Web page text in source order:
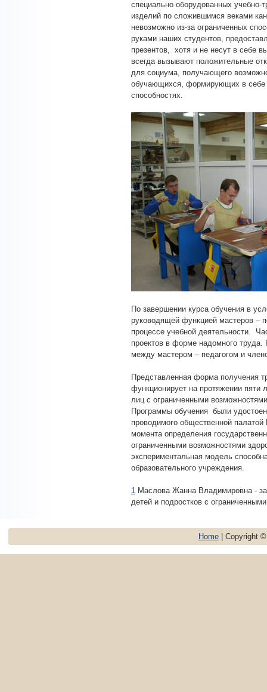
специально оборудованных
изделий по сложившимся веками
невозможно из-за ограниченных
руками наших студентов,
презентов, хотя и не несут в себе
всегда вызывают положительные
для социума, получающего
обучающихся, формирующих в себе
способностях.
По завершении курса обучения в
руководящей функцией мастеров –
процессе учебной деятельности.
проектов в форме надомного
между мастером – педагогом и
Представленная форма получения
функционирует на протяжении пяти
лиц с ограниченными
Программы обучения были
проводимого общественной
момента определения
ограниченными возможностями
экспериментальная модель
образовательного учреждения.
1 Маслова Жанна Владимировна -
детей и подростков с
Home| Copyright ©